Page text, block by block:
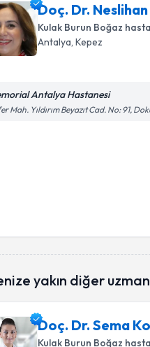
Doç. Dr.
Kulak Burun Boğaz
Antalya, Kepez
Antalya Hastanesi
Mah. Yıldırım Beyazıt Cad. No: 91,
yakın diğer
Doç. Dr. Sema
Kulak Burun Boğaz